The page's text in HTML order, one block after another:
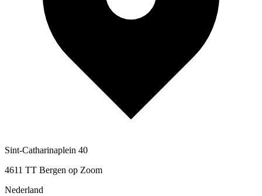
Sint-Catharinaplein 40
4611 TT Bergen op Zoom
Nederland